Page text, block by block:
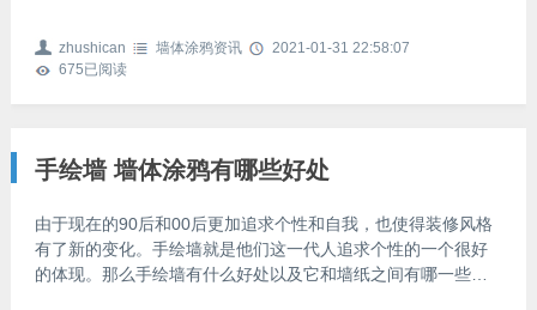
的图案。3、开始上涂料了,要根据图案线条的粗细和上颜色面积
的大小,选择使用大中小号的毛笔或是排笔，根据个人喜欢的颜
zhushican 墙体涂鸦资讯
2021-01-31 22:58:07
675已阅读
手绘墙 墙体涂鸦有哪些好处
由于现在的90后和00后更加追求个性和自我，也使得装修风格
有了新的变化。手绘墙就是他们这一代人追求个性的一个很好
的体现。那么手绘墙有什么好处以及它和墙纸之间有哪一些区